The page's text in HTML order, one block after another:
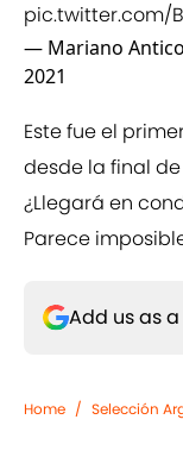
pic.twitter.com/
— Mariano
2021
Este fue el
desde la final
¿Llegará en
Parece
Add us as
Home / Selección